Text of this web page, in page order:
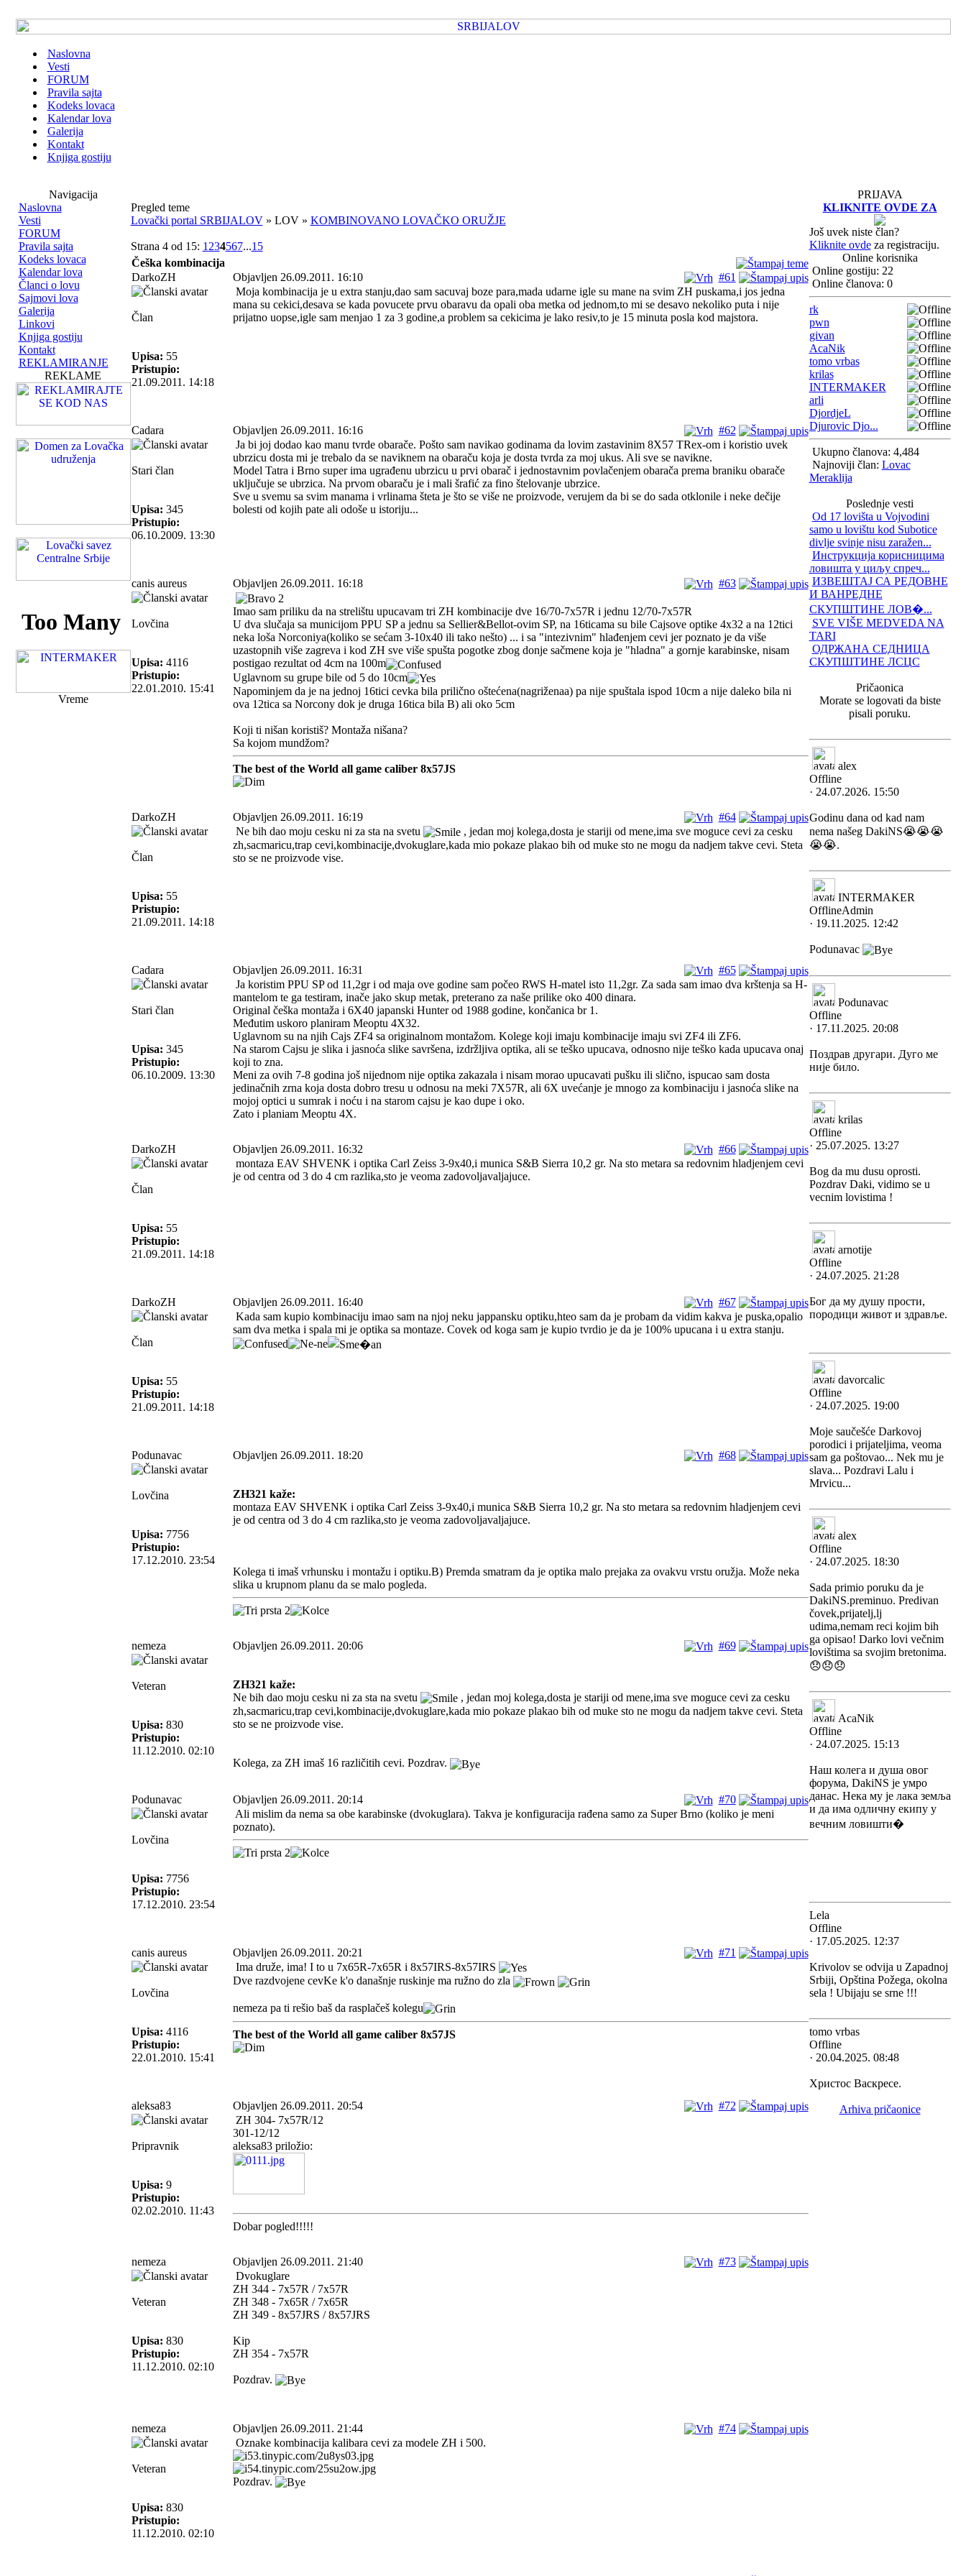
Naslovna
Vesti
FORUM
Pravila sajta
Kodeks lovaca
Kalendar lova
Galerija
Kontakt
Knjiga gostiju
Navigacija
Naslovna
Vesti
FORUM
Pravila sajta
Kodeks lovaca
Kalendar lova
Članci o lovu
Sajmovi lova
Galerija
Linkovi
Knjiga gostiju
Kontakt
REKLAMIRANJE
REKLAME
Vreme
Pregled teme
Lovački portal SRBIJALOV» LOV » KOMBINOVANO LOVAČKO ORUŽJE
Strana 4 od 15: 1 234567...15
Češka kombinacija
DarkoZH
#61
Objavljen 26.09.2011. 16:10
Član
Upisa: 55
Pristupio:
21.09.2011. 14:18
Moja kombinacija je u extra stanju,dao sam sacuvaj boze para,mada udarne igle su mane na svim ZH puskama,i jos jedna
mana su cekici,desava se kada povucete prvu obaravu da opali oba metka od jednom,to mi se desavo nekoliko puta i nije
prijatno uopse,igle sam menjao 1 za 3 godine,a problem sa cekicima je lako resiv,to je 15 minuta posla kod majstora.
Cadara #62
Objavljen 26.09.2011. 16:16
Stari član
Upisa: 345
Pristupio:
06.10.2009. 13:30
Ja bi joj dodao kao manu tvrde obarače. Pošto sam navikao godinama da lovim zastavinim 8X57 TRex-om i koristio uvek
ubrzicu dosta mi je trebalo da se naviknem na obaraču koja je dosta tvrda za moj ukus. Ali sve se navikne.
Model Tatra i Brno super ima ugrađenu ubrzicu u prvi obarač i jednostavnim povlačenjem obarača prema braniku obarače
uključuje se ubrzica. Na prvom obaraču je i mali šrafić za fino štelovanje ubrzice.
Sve u svemu sa svim manama i vrlinama šteta je što se više ne proizvode, verujem da bi se do sada otklonile i neke dečije
bolesti od kojih pate ali odoše u istoriju...
canis aureus #63
Objavljen 26.09.2011. 16:18
Lovčina
Upisa: 4116
Pristupio:
22.01.2010. 15:41
Imao sam priliku da na strelištu upucavam tri ZH kombinacije dve 16/70-7x57R i jednu 12/70-7x57R
U dva slučaja sa municijom PPU SP a jednu sa Sellier&Bellot-ovim SP, na 16ticama su bile Cajsove optike 4x32 a na 12tici
neka loša Norconiya(koliko se sećam 3-10x40 ili tako nešto) ... i sa "intezivnim" hlađenjem cevi jer poznato je da više
uzastopnih više zagreva i kod ZH sve više spušta pogotke zbog donje sačmene koja je "hladna" a gornje karabinske, nisam
postigao rezultat od 4cm na 100m
Uglavnom su grupe bile od 5 do 10cm
Napominjem da je na jednoj 16tici cevka bila prilično oštećena(nagriženaa) pa nije spuštala ispod 10cm a nije daleko bila ni
ova 12tica sa Norcony dok je druga 16tica bila B) ali oko 5cm
Koji ti nišan koristiš? Montaža nišana?
Sa kojom mundžom?
The best of the World all game caliber 8x57JS
DarkoZH #64
Objavljen 26.09.2011. 16:19
Član
Upisa: 55
Pristupio:
21.09.2011. 14:18
Ne bih dao moju cesku ni za sta na svetu
, jedan moj kolega,dosta je stariji od mene,ima sve moguce cevi za cesku
zh,sacmaricu,trap cevi,kombinacije,dvokuglare,kada mio pokaze plakao bih od muke sto ne mogu da nadjem takve cevi. Steta
sto se ne proizvode vise.
Cadara #65
Objavljen 26.09.2011. 16:31
Stari član
Upisa: 345
Pristupio:
06.10.2009. 13:30
Ja koristim PPU SP od 11,2gr i od maja ove godine sam počeo RWS H-matel isto 11,2gr. Za sada sam imao dva krštenja sa H-
mantelom te ga testiram, inače jako skup metak, preterano za naše prilike oko 400 dinara.
Original češka montaža i 6X40 japanski Hunter od 1988 godine, končanica br 1.
Međutim uskoro planiram Meoptu 4X32.
Uglavnom su na njih Cajs ZF4 sa originalnom montažom. Kolege koji imaju kombinacije imaju svi ZF4 ili ZF6.
Na starom Cajsu je slika i jasnoća slike savršena, izdržljiva optika, ali se teško upucava, odnosno nije teško kada upucava onaj
koji to zna.
Meni za ovih 7-8 godina još nijednom nije optika zakazala i nisam morao upucavati pušku ili slično, ispucao sam dosta
jedinačnih zrna koja dosta dobro tresu u odnosu na meki 7X57R, ali 6X uvećanje je mnogo za kombinaciju i jasnoća slike na
mojoj optici u sumrak i noću i na starom cajsu je kao dupe i oko.
Zato i planiam Meoptu 4X.
DarkoZH #66
Objavljen 26.09.2011. 16:32
Član
Upisa: 55
Pristupio:
21.09.2011. 14:18
montaza EAV SHVENK i optika Carl Zeiss 3-9x40,i munica S&B Sierra 10,2 gr. Na sto metara sa redovnim hladjenjem cevi
je od centra od 3 do 4 cm razlika,sto je veoma zadovoljavaljajuce.
DarkoZH #67
Objavljen 26.09.2011. 16:40
Član
Upisa: 55
Pristupio:
21.09.2011. 14:18
Kada sam kupio kombinaciju imao sam na njoj neku jappansku optiku,hteo sam da je probam da vidim kakva je puska,opalio
sam dva metka i spala mi je optika sa montaze. Covek od koga sam je kupio tvrdio je da je 100% upucana i u extra stanju.
Podunavac #68
Objavljen 26.09.2011. 18:20
Lovčina
Upisa: 7756
Pristupio:
17.12.2010. 23:54
ZH321 kaže:
montaza EAV SHVENK i optika Carl Zeiss 3-9x40,i munica S&B Sierra 10,2 gr. Na sto metara sa redovnim hladjenjem cevi
je od centra od 3 do 4 cm razlika,sto je veoma zadovoljavaljajuce.
Kolega ti imaš vrhunsku i montažu i optiku.B) Premda smatram da je optika malo prejaka za ovakvu vrstu oružja. Može neka
slika u krupnom planu da se malo pogleda.
nemeza #69
Objavljen 26.09.2011. 20:06
Veteran
Upisa: 830
Pristupio:
11.12.2010. 02:10
ZH321 kaže:
Ne bih dao moju cesku ni za sta na svetu
, jedan moj kolega,dosta je stariji od mene,ima sve moguce cevi za cesku
zh,sacmaricu,trap cevi,kombinacije,dvokuglare,kada mio pokaze plakao bih od muke sto ne mogu da nadjem takve cevi. Steta
sto se ne proizvode vise.
Kolega, za ZH imaš 16 različitih cevi. Pozdrav.
Podunavac #70
Objavljen 26.09.2011. 20:14
Lovčina
Upisa: 7756
Pristupio:
17.12.2010. 23:54
Ali mislim da nema sa obe karabinske (dvokuglara). Takva je konfiguracija rađena samo za Super Brno (koliko je meni
poznato).
canis aureus #71
Objavljen 26.09.2011. 20:21
Lovčina
Upisa: 4116
Pristupio:
22.01.2010. 15:41
Ima druže, ima! I to u 7x65R-7x65R i 8x57IRS-8x57IRS
Dve razdvojene cevKe k'o današnje ruskinje ma ružno do zla
nemeza pa ti rešio baš da rasplačeš kolegu
The best of the World all game caliber 8x57JS
aleksa83 #72
Objavljen 26.09.2011. 20:54
Pripravnik
Upisa: 9
Pristupio:
02.02.2010. 11:43
ZH 304- 7x57R/12
301-12/12
aleksa83 priložio:
Dobar pogled!!!!!
nemeza #73
Objavljen 26.09.2011. 21:40
Veteran
Upisa: 830
Pristupio:
11.12.2010. 02:10
Dvokuglare
ZH 344 - 7x57R / 7x57R
ZH 348 - 7x65R / 7x65R
ZH 349 - 8x57JRS / 8x57JRS
Kip
ZH 354 - 7x57R
Pozdrav.
nemeza #74
Objavljen 26.09.2011. 21:44
Veteran
Upisa: 830
Pristupio:
11.12.2010. 02:10
Oznake kombinacija kalibara cevi za modele ZH i 500.
Pozdrav.
PRIJAVA
KLIKNITE OVDE ZA
Još uvek niste član?
Kliknite ovdeza registraciju.
Online korisnika
Online gostiju: 22
Online članova: 0
rk
pwn
givan
AcaNik
tomo vrbas
krilas
INTERMAKER
arli
DjordjeL
Djurovic Djo...
Ukupno članova: 4,484
Najnoviji član: Lovac
Meraklija
Poslednje vesti
Od 17 lovišta u Vojvodini
samo u lovištu kod Subotice
divlje svinje nisu zaražen...
Инструкција корисницима
ловишта у циљу спреч...
ИЗВЕШТАЈ СА РЕДОВНЕ
И ВАНРЕДНЕ
СКУПШТИНЕ ЛОВ�...
SVE VIŠE MEDVEDA NA
TARI
ОДРЖАНА СЕДНИЦА
СКУПШТИНЕ ЛСЦС
Pričaonica
Morate se logovati da biste
pisali poruku.
alex
Offline
· 24.07.2026. 15:50
Godinu dana od kad nam
nema našeg DakiNS😭😭😭
😭😭.
INTERMAKER
OfflineAdmin
· 19.11.2025. 12:42
Podunavac
Podunavac
Offline
· 17.11.2025. 20:08
Поздрав другари. Дуго ме
није било.
krilas
Offline
· 25.07.2025. 13:27
Bog da mu dusu oprosti.
Pozdrav Daki, vidimo se u
vecnim lovistima !
arnotije
Offline
· 24.07.2025. 21:28
Бог да му душу прости,
породици живот и здравље.
davorcalic
Offline
· 24.07.2025. 19:00
Moje saučešće Darkovoj
porodici i prijateljima, veoma
sam ga poštovao... Nek mu je
slava... Pozdravi Lalu i
Mrvicu...
alex
Offline
· 24.07.2025. 18:30
Sada primio poruku da je
DakiNS.preminuo. Predivan
čovek,prijatelj,lj
udima,nemam reci kojim bih
ga opisao! Darko lovi večnim
lovištima sa svojim bretonima.
😞😞😞
AcaNik
Offline
· 24.07.2025. 15:13
Наш колега и душа овог
форума, DakiNS је умро
данас. Нека му је лака земља
и да има одличну екипу у
вечним ловишти�
Lela
Offline
· 17.05.2025. 12:37
Krivolov se odvija u Zapadnoj
Srbiji, Opština Požega, okolna
sela ! Ubijaju se srne !!!
tomo vrbas
Offline
· 20.04.2025. 08:48
Христос Васкресе.
Arhiva pričaonice